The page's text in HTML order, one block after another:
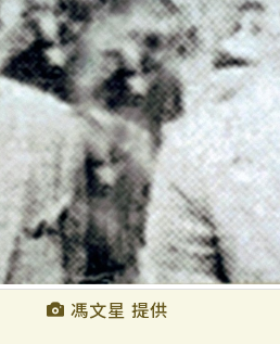
馮文星 提供